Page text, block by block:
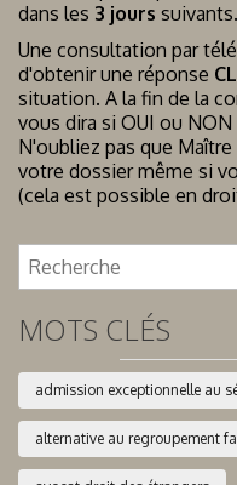
dans les 3 jours suivants.
Une consultation par
d'obtenir une réponse
situation. A la fin de la
vous dira si OUI ou
N'oubliez pas que
votre dossier même si
(cela est possible en
MOTS CLÉS
admission exceptionnelle au
alternative au regroupement